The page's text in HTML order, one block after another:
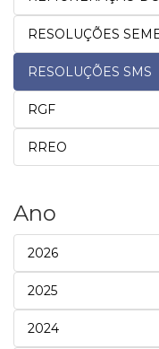
RESOLUÇÕES
RESOLUÇÕES SMS
RGF
RREO
Ano
2026
2025
2024